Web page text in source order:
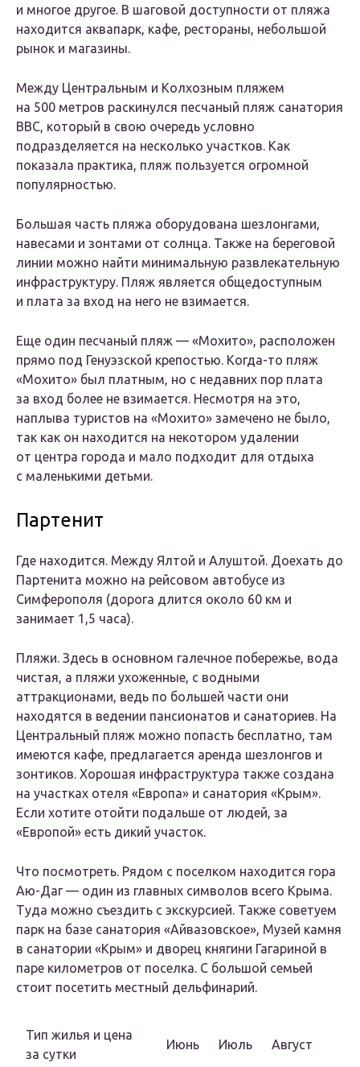
и многое другое. В шаговой доступности от пляжа
находится аквапарк, кафе, рестораны, небольшой
рынок и магазины.
Между Центральным и Колхозным пляжем
на 500 метров раскинулся песчаный пляж санатория
ВВС, который в свою очередь условно
подразделяется на несколько участков. Как
показала практика, пляж пользуется огромной
популярностью.
Большая часть пляжа оборудована шезлонгами,
навесами и зонтами от солнца. Также на береговой
линии можно найти минимальную развлекательную
инфраструктуру. Пляж является общедоступным
и плата за вход на него не взимается.
Еще один песчаный пляж — «Мохито», расположен
прямо под Генуэзской крепостью. Когда-то пляж
«Мохито» был платным, но с недавних пор плата
за вход более не взимается. Несмотря на это,
наплыва туристов на «Мохито» замечено не было,
так как он находится на некотором удалении
от центра города и мало подходит для отдыха
с маленькими детьми.
Партенит
Где находится. Между Ялтой и Алуштой. Доехать до
Партенита можно на рейсовом автобусе из
Симферополя (дорога длится около 60 км и
занимает 1,5 часа).
Пляжи. Здесь в основном галечное побережье, вода
чистая, а пляжи ухоженные, с водными
аттракционами, ведь по большей части они
находятся в ведении пансионатов и санаториев. На
Центральный пляж можно попасть бесплатно, там
имеются кафе, предлагается аренда шезлонгов и
зонтиков. Хорошая инфраструктура также создана
на участках отеля «Европа» и санатория «Крым».
Если хотите отойти подальше от людей, за
«Европой» есть дикий участок.
Что посмотреть. Рядом с поселком находится гора
Аю-Даг — один из главных символов всего Крыма.
Туда можно съездить с экскурсией. Также советуем
парк на базе санатория «Айвазовское», Музей камня
в санатории «Крым» и дворец княгини Гагариной в
паре километров от поселка. С большой семьей
стоит посетить местный дельфинарий.
Тип жилья и цена
за сутки
Июнь Июль Август